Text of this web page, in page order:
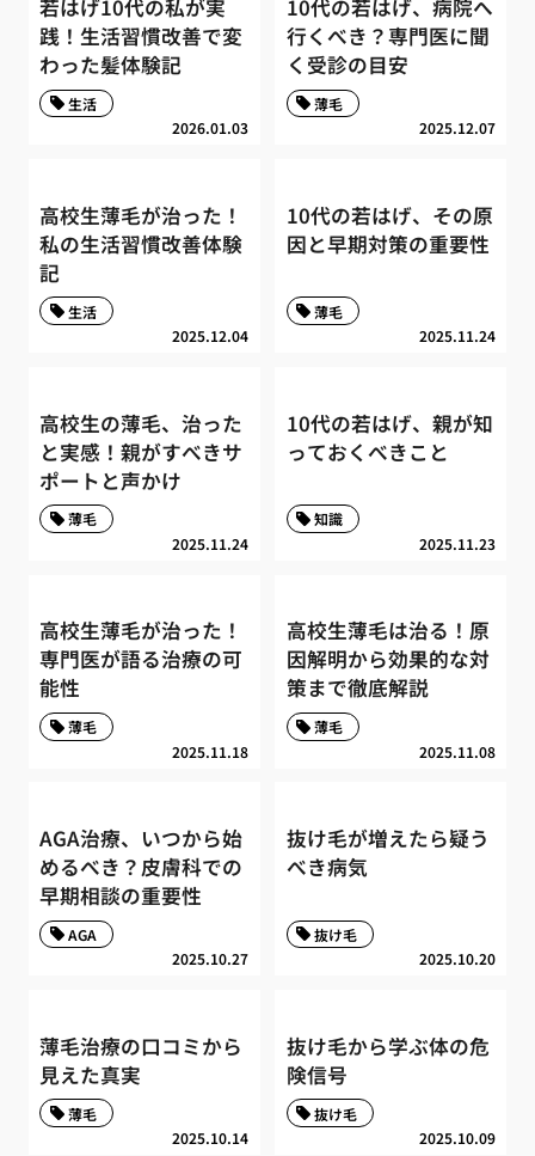
若はげ10代の私が実
践！生活習慣改善で変
わった髪体験記
2026.01.03
生活
10代の若はげ、病院へ
行くべき？専門医に聞
く受診の目安
2025.12.07
薄毛
高校生薄毛が治った！
私の生活習慣改善体験
記
2025.12.04
生活
10代の若はげ、その原
因と早期対策の重要性
2025.11.24
薄毛
高校生の薄毛、治った
と実感！親がすべきサ
ポートと声かけ
2025.11.24
薄毛
10代の若はげ、親が知
っておくべきこと
2025.11.23
知識
高校生薄毛が治った！
専門医が語る治療の可
能性
2025.11.18
薄毛
高校生薄毛は治る！原
因解明から効果的な対
策まで徹底解説
2025.11.08
薄毛
AGA治療、いつから始
めるべき？皮膚科での
早期相談の重要性
2025.10.27
AGA
抜け毛が増えたら疑う
べき病気
2025.10.20
抜け毛
薄毛治療の口コミから
見えた真実
2025.10.14
薄毛
抜け毛から学ぶ体の危
険信号
2025.10.09
抜け毛